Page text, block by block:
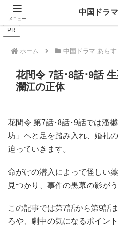
ドラマは歴史を知る
PR
ホーム 中国ドラマ あら
花間令 7話･8話･9話
瀾江の正体
花間令 第7話･8話･9話では潘
坊」へと足を踏み入れ、婚礼
迫っていきます。
命がけの潜入によって怪しい
見つかり、事件の黒幕の影が
この記事では第7話から第9話
ろや、劇中の気になるポイント
メニュー
中国ドラ